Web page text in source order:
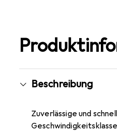
Beschreibung
Zuverlässige und